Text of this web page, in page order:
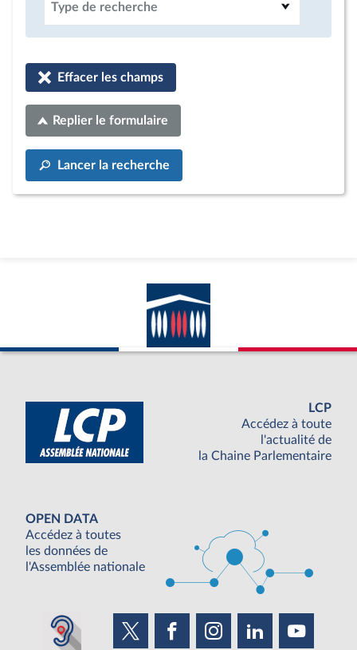
Type de recherche
Effacer les champs
Replier le formulaire
Lancer la recherche
LCP
Accédez à toute
l'actualité de
la Chaine Parlementaire
OPEN DATA
Accédez à toutes
les données de
l'Assemblée nationale